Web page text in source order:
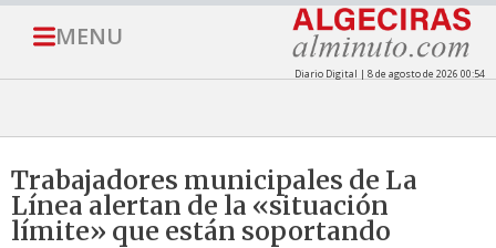
MENU
Diario Digital | 8 de agosto de 2026 00:54
Trabajadores municipales de La
Línea alertan de la «situación
límite» que están soportando